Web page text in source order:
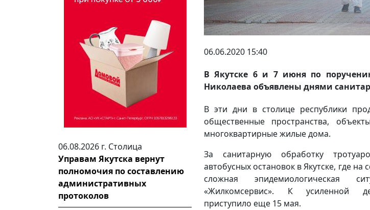
06.08.2026 г. Столица
Управам Якутска вернут
полномочия по составлению
административных
протоколов
06.06.2020 15:40
В Якутске 6 и 7 июня по
Николаева объявлены днями
В эти дни в столице республики
общественные пространства,
многоквартирные жилые дома.
За санитарную обработку
автобусных остановок в Якутске, где
сложная эпидемиологическая
«Жилкомсервис». К усиленной
приступило еще 15 мая.